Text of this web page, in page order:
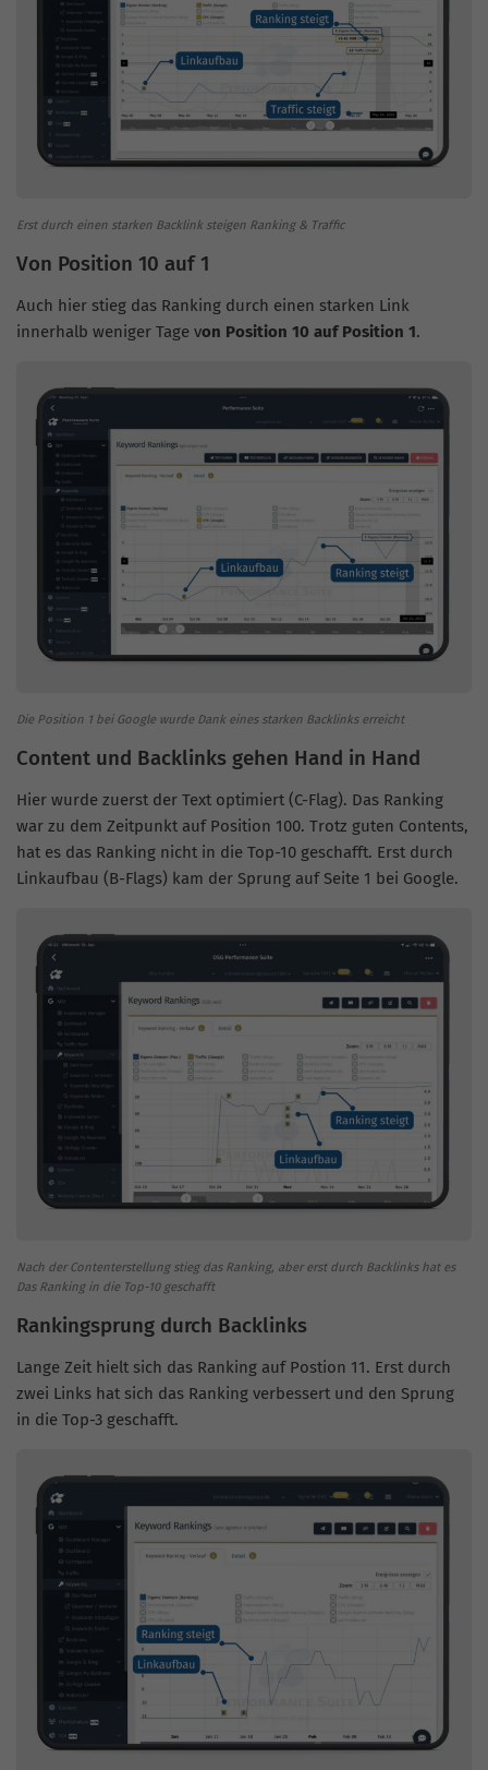
Erst durch einen starken Backlink steigen Ranking & Traffic
Von Position 10 auf 1
Auch hier stieg das Ranking durch einen starken Link
innerhalb weniger Tage von Position 10 auf Position 1.
Die Position 1 bei Google wurde Dank eines starken Backlinks erreicht
Content und Backlinks gehen Hand in Hand
Hier wurde zuerst der Text optimiert (C-Flag). Das Ranking
war zu dem Zeitpunkt auf Position 100. Trotz guten Contents,
hat es das Ranking nicht in die Top-10 geschafft. Erst durch
Linkaufbau (B-Flags) kam der Sprung auf Seite 1 bei Google.
Nach der Contenterstellung stieg das Ranking, aber erst durch Backlinks hat es
Das Ranking in die Top-10 geschafft
Rankingsprung durch Backlinks
Lange Zeit hielt sich das Ranking auf Postion 11. Erst durch
zwei Links hat sich das Ranking verbessert und den Sprung
in die Top-3 geschafft.